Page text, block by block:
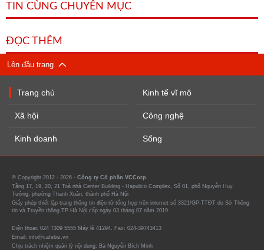
TIN CÙNG CHUYÊN MỤC
ĐỌC THÊM
Lên đầu trang
Trang chủ
Xã hội
Kinh doanh
Kinh tế vĩ mô
Công nghệ
Sống
© Copyright 2012 - 2026 - Công ty Cổ phần VCCorp.
Tầng 17, 19, 20, 21 Toà nhà Center Building - Hapulico Complex, Số 01, phố Nguyễn Huy
Tưởng, phường Thanh Xuân, thành phố Hà Nội
Giấy phép thiết lập trang thông tin điện tử tổng hợp trên internet số 3321/GP-TTĐT do Sở Thông
tin và Truyền thông TP Hà Nội cấp ngày 03 tháng 07 năm 2019.
Điện thoại: 024 7309 5555 Máy lẻ 41294. Fax: 024-39743413
Email: info@cafebiz.vn
Chịu trách nhiệm quản lý nội dung: Bà Nguyễn Bích Minh